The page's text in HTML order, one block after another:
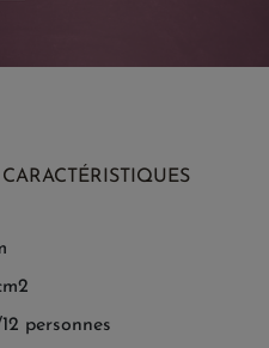
CARACTÉRISTIQUES
personnes